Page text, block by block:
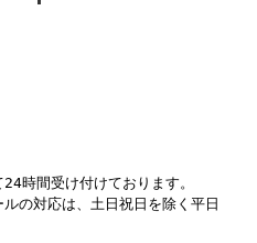
時間受け付けております。
の対応は、土日祝日を除く平日